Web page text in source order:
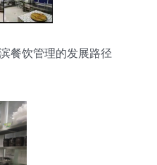
餐饮管理的发展路径